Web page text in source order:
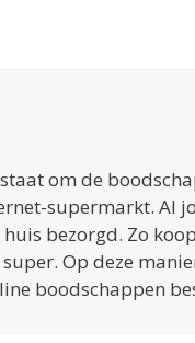
om de
supermarkt. Al
bezorgd. Zo
Op deze
boodschappen